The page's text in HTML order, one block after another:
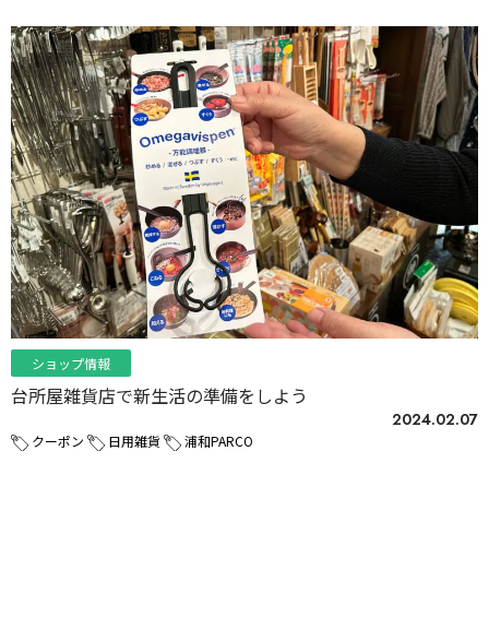
ショップ情報
台所屋雑貨店で新生活の準備をしよう
2024.02.07
クーポン 日用雑貨 浦和PARCO